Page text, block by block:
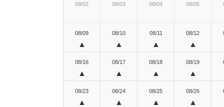
08/02 08/03 08/04 08/05
08/09
▲
08/10
▲
08/11
▲
08/12
▲
08/16
▲
08/17
▲
08/18
▲
08/19
▲
08/23
▲
08/24
▲
08/25
▲
08/26
▲